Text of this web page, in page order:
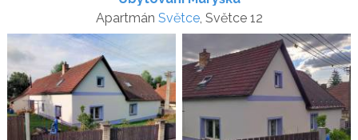
Apartmán Světce, Světce 12